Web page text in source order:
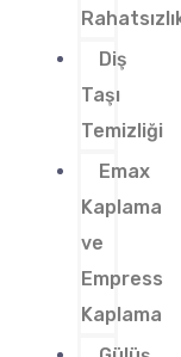
Diş
Taşı
Temizliği
Emax
Kaplama
ve
Empress
Kaplama